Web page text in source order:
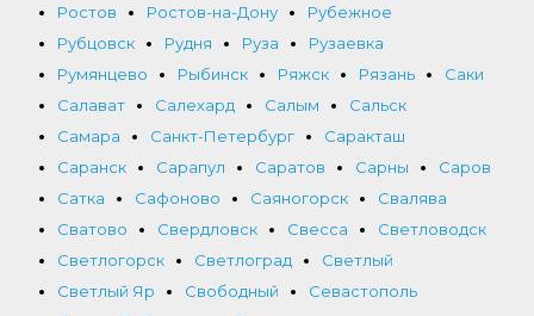
Ростов
Ростов-на-Дону
Рубежное
Рубцовск
Рудня Руза
Рузаевка
Румянцево
Рыбинск Ряжск Рязань
Саки
Салават
Салехард Салым
Сальск
Самара
Санкт-Петербург
Саракташ
Саранск
Сарапул Саратов Сарны
Саров
Сатка
Сафоново Саяногорск
Свалява
Сватово
Свердловск Свесса
Светловодск
Светлогорск
Светлоград
Светлый
Светлый Яр
Свободный
Севастополь